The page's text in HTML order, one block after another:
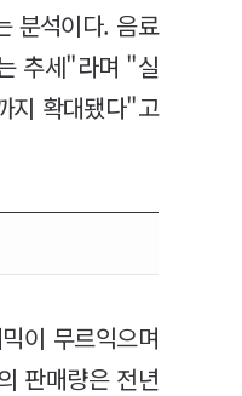
분석이다. 음료
추세"라며 "실
지 확대됐다"고
이 무르익으며
판매량은 전년